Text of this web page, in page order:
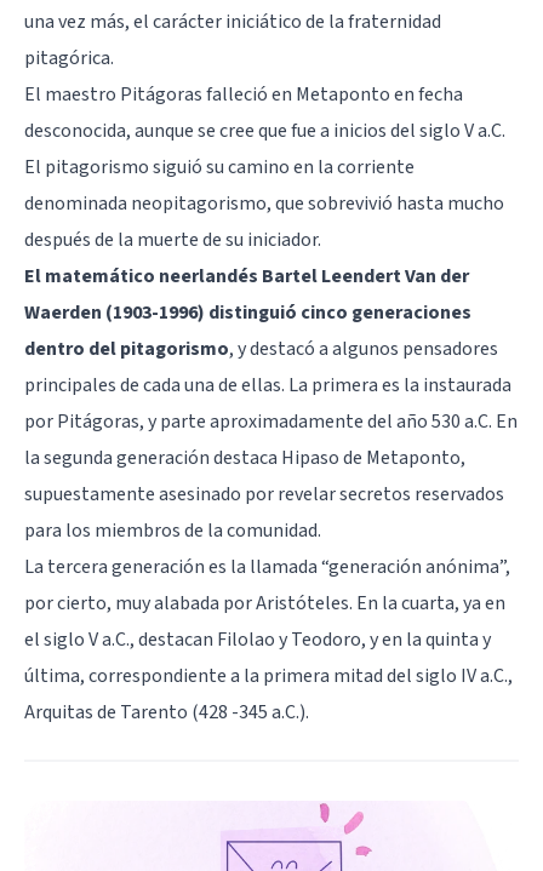
una vez más, el carácter iniciático de la fraternidad
pitagórica.
El maestro Pitágoras falleció en Metaponto en fecha
desconocida, aunque se cree que fue a inicios del siglo V a.C.
El pitagorismo siguió su camino en la corriente
denominada neopitagorismo, que sobrevivió hasta mucho
después de la muerte de su iniciador.
El matemático neerlandés Bartel Leendert Van der
Waerden (1903-1996) distinguió cinco generaciones
dentro del pitagorismo, y destacó a algunos pensadores
principales de cada una de ellas. La primera es la instaurada
por Pitágoras, y parte aproximadamente del año 530 a.C. En
la segunda generación destaca Hipaso de Metaponto,
supuestamente asesinado por revelar secretos reservados
para los miembros de la comunidad.
La tercera generación es la llamada “generación anónima”,
por cierto, muy alabada por Aristóteles. En la cuarta, ya en
el siglo V a.C., destacan Filolao y Teodoro, y en la quinta y
última, correspondiente a la primera mitad del siglo IV a.C.,
Arquitas de Tarento (428 -345 a.C.).